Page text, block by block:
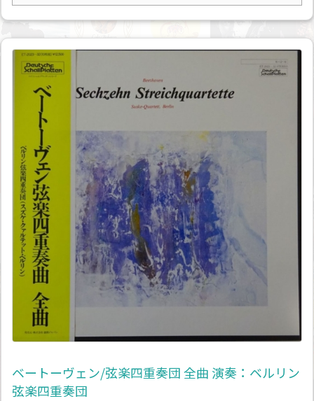
ベートーヴェン/弦楽四重奏団 全曲 演奏：ベルリン
弦楽四重奏団